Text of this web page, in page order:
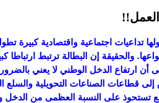
تداعيات اجتماعية واقتصادية كبيرة
والحقيقة إن البطالة ترتبط
أن ارتفاع الدخل الوطني لا يعني
قطاعات الصناعات التحويلية
تستحوذ على النسبة العظمى من الدخل